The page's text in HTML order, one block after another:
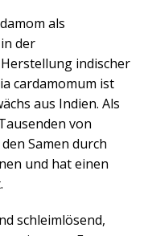
als
der
indischer
cardamomum ist
aus Indien. Als
von
Samen durch
und hat einen
schleimlösend,